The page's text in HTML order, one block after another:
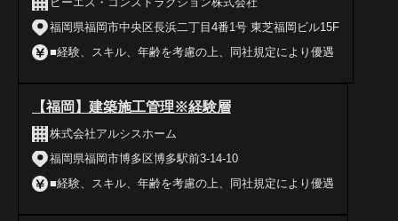
福岡県福岡市中央区長浜二丁目4番1号 東芝福岡ビル15F
■経験、スキル、年齢を考慮の上、同社規定により優遇
【福岡】建築施工管理※経験層
株式会社アルシスホーム
福岡県福岡市博多区博多駅前3-14-10
■経験、スキル、年齢を考慮の上、同社規定により優遇